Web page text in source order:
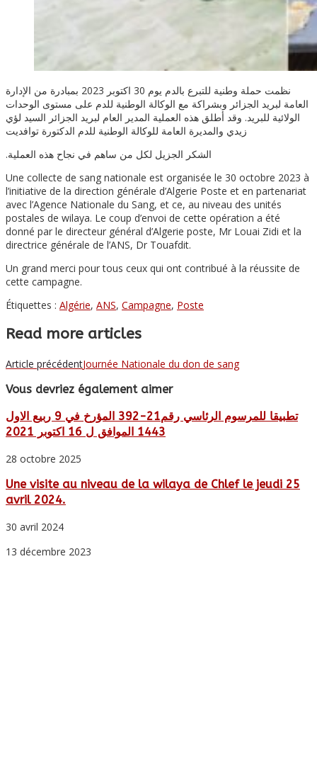
نظمت حملة وطنية للتبرع بالدم يوم 30 اكتوبر 2023 بمبادرة من الإدارة
العامة لبريد الجزائر وبشراكة مع الوكالة الوطنية للدم على مستوى الوحدات
الولائية للبريد. وقد أطلق هذه العملية المدير العام لبريد الجزائر السيد لؤي
زيدي والمديرة العامة للوكالة الوطنية للدم الدكتورة توافديت
.الشكر الجزيل لكل من ساهم في نجاح هذه العملية
Une collecte de sang nationale est organisée le 30 octobre 2023 à
l’initiative de la direction générale d’Algerie Poste et en partenariat
avec l’Agence Nationale du Sang, et ce, au niveau des unités
postales de wilaya. Le coup d’envoi de cette opération a été
donné par le directeur général d’Algerie poste, Mr Louai Zidi et la
directrice générale de l’ANS, Dr Touafdit.
Un grand merci pour tous ceux qui ont contribué à la réussite de
cette campagne.
Étiquettes : Algérie, ANS, Campagne, Poste
Read more articles
Article précédentJournée Nationale du don de sang
Vous devriez également aimer
تطبيقا للمرسوم الرئاسي رقم21-392 المؤرخ في 9 ربيع الاول
1443 الموافق ل 16 اكتوبر 2021
28 octobre 2025
Une visite au niveau de la wilaya de Chlef le jeudi 25
avril 2024.
30 avril 2024
13 décembre 2023